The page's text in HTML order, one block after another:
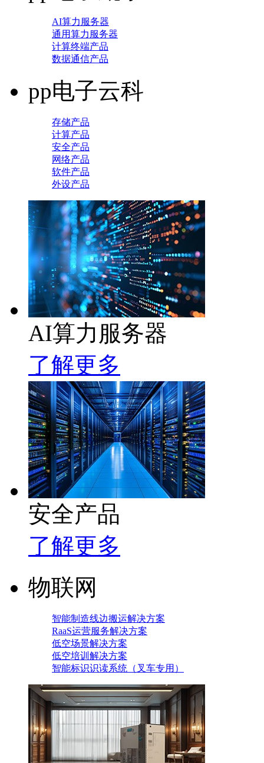
AI算力服务器
通用算力服务器
计算终端产品
数据通信产品
pp电子云科
存储产品
计算产品
安全产品
网络产品
软件产品
外设产品
AI算力服务器
了解更多
安全产品
了解更多
物联网
智能制造线边搬运解决方案
RaaS运营服务解决方案
低空场景解决方案
低空培训解决方案
智能标识识读系统（叉车专用）